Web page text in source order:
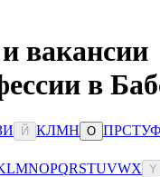
вакансии
в
И Й КЛМН О ПРСТУФ
LMNOPQRSTUVWX Y